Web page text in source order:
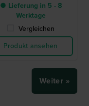
● Lieferung in 5 - 8
Werktage
Vergleichen
Produkt ansehen
Weiter »